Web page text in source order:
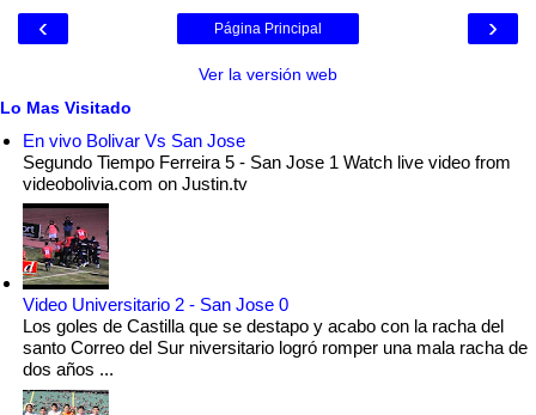
‹ ›
Página Principal
Ver la versión web
Lo Mas Visitado
En vivo Bolivar Vs San Jose
Segundo Tiempo Ferreira 5 - San Jose 1 Watch live video from
videobolivia.com on Justin.tv
Video Universitario 2 - San Jose 0
Los goles de Castilla que se destapo y acabo con la racha del
santo Correo del Sur niversitario logró romper una mala racha de
dos años ...